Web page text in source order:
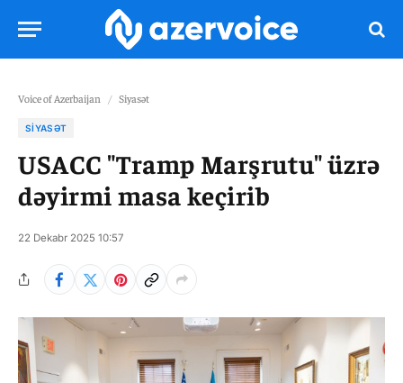
Voice of Azerbaijan / Siyasət
SIYASƏT
USACC "Tramp Marşrutu" üzrə
dəyirmi masa keçirib
22 Dekabr 2025 10:57